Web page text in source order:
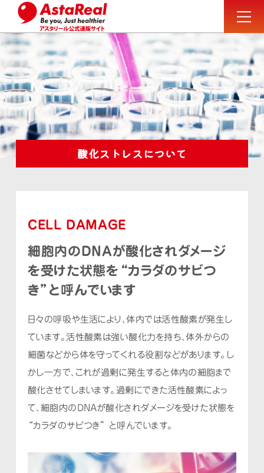
酸化ストレスについて
CELL DAMAGE
細胞内のDNAが酸化されダメージ
を受けた状態を“カラダのサビつ
き”と呼んでいます
日々の呼吸や生活により、体内では活性酸素が発生し
ています。活性酸素は強い酸化力を持ち、体外からの
細菌などから体を守ってくれる役割などがあります。 し
かし一方で、これが過剰に発生すると体内の細胞まで
酸化させてしまいます。 過剰にできた活性酸素によっ
て、細胞内のDNAが酸化されダメージを受けた状態を
“カラダのサビつき” と呼んでいます。